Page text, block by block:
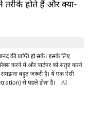
होते हैं और क्या-
की प्राप्ति हो सके। इसके लिए
करने में और पार्टनर को संतुष्ट करने
समझना बहुत जरूरी है। ये एक ऐसी
से पहले होता है।
AI